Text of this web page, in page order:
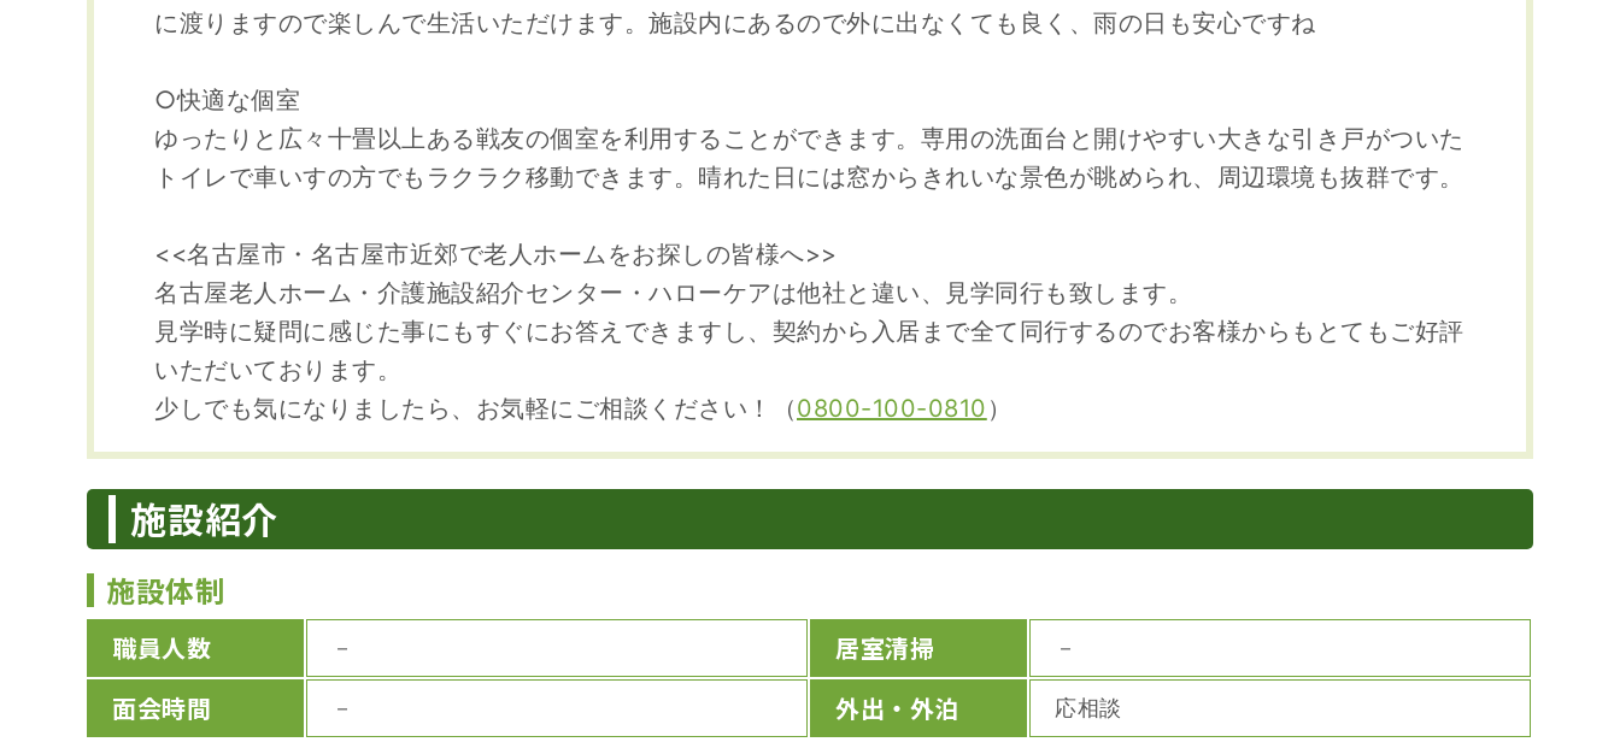
に渡りますので楽しんで生活いただけます。施設内にあるので外に出なくても良く、雨の日も安心ですね
○快適な個室
ゆったりと広々十畳以上ある戦友の個室を利用することができます。専用の洗面台と開けやすい大きな引き戸がついた
トイレで車いすの方でもラクラク移動できます。晴れた日には窓からきれいな景色が眺められ、周辺環境も抜群です。
<<名古屋市・名古屋市近郊で老人ホームをお探しの皆様へ>>
名古屋老人ホーム・介護施設紹介センター・ハローケアは他社と違い、見学同行も致します。
見学時に疑問に感じた事にもすぐにお答えできますし、契約から入居まで全て同行するのでお客様からもとてもご好評
いただいております。
少しでも気になりましたら、お気軽にご相談ください！（0800-100-0810 ）
施設紹介
施設体制
職員人数 － 居室清掃 －
面会時間 － 外出・外泊 応相談